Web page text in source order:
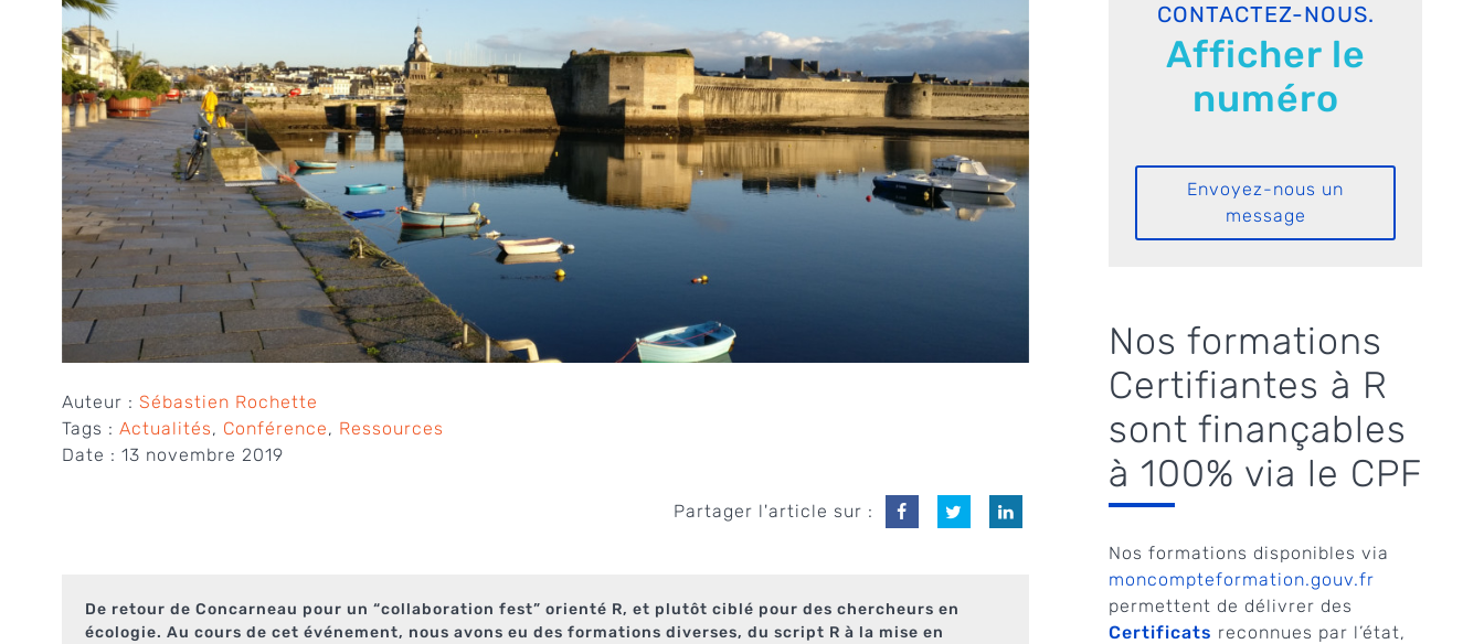
Auteur : Sébastien Rochette
Tags : Actualités, Conférence, Ressources
Date : 13 novembre 2019
Partager l'article sur :
De retour de Concarneau pour un “collaboration fest” orienté R, et plutôt ciblé pour des chercheurs en
écologie. Au cours de cet événement, nous avons eu des formations diverses, du script R à la mise en
CONTACTEZ-NOUS.
Afficher le
numéro
Envoyez-nous un
message
Nos formations
Certifiantes à R
sont finançables
à 100% via le CPF
Nos formations disponibles via
moncompteformation.gouv.fr
permettent de délivrer des
Certificats reconnues par l’état,